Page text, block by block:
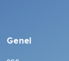
Genel